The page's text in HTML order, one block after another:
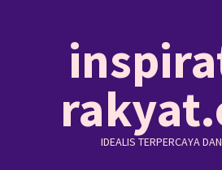
IDEALIS TERPERCAYA